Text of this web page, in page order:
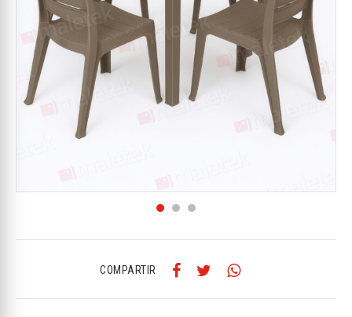
COMPARTIR